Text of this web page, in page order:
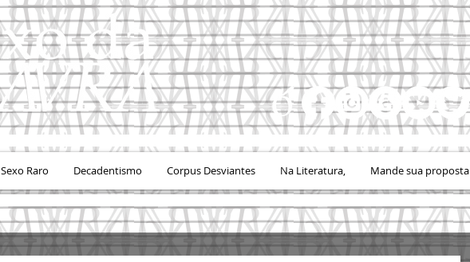
Sexo Raro Decadentismo Corpus Desviantes Na Literatura, Mande sua proposta